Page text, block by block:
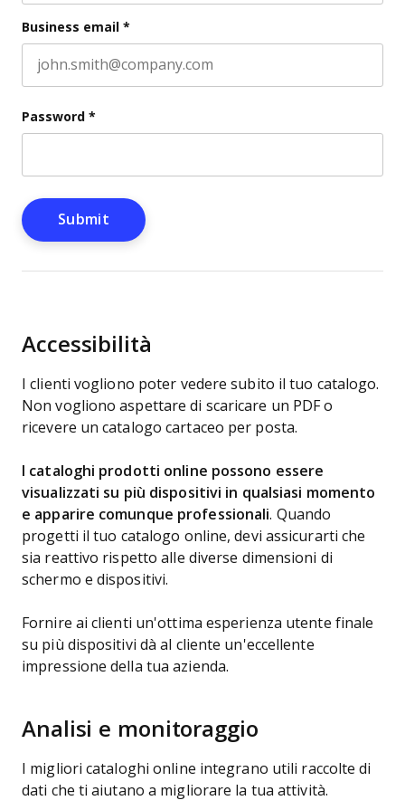
Business email *
Password *
Accessibilità
I clienti vogliono poter vedere subito il tuo catalogo.
Non vogliono aspettare di scaricare un PDF o
ricevere un catalogo cartaceo per posta.
I cataloghi prodotti online possono essere
visualizzati su più dispositivi in qualsiasi momento
e apparire comunque professionali. Quando
progetti il tuo catalogo online, devi assicurarti che
sia reattivo rispetto alle diverse dimensioni di
schermo e dispositivi.
Fornire ai clienti un'ottima esperienza utente finale
su più dispositivi dà al cliente un'eccellente
impressione della tua azienda.
Analisi e monitoraggio
I migliori cataloghi online integrano utili raccolte di
dati che ti aiutano a migliorare la tua attività.